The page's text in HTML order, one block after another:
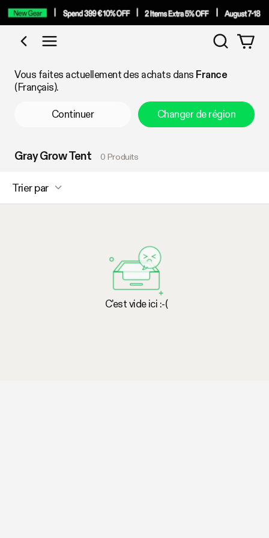
Acheter par catégorie
Vous faites actuellement des achats dans France
(Français).
Continuer Changer de région
Gray Grow Tent 0 Produits
Trier par
C'est vide ici :-(